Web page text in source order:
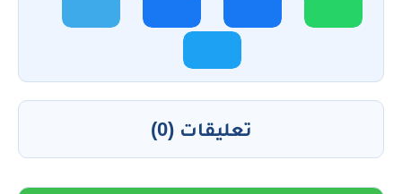
تعليقات (0)